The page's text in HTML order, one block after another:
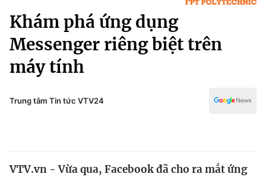
Chính trị
Xã hội
Pháp luật
Thế giới
Thể thao
Văn hóa - Giải trí
Y tế
Công nghệ
Khám phá ứng dụng
Messenger riêng biệt trên
máy tính
Trung tâm Tin tức VTV24
VTV.vn - Vừa qua, Facebook đã cho ra mắt ứng